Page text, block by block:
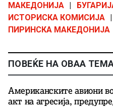
МАКЕДОНИЈА
ИСТОРИСКА КОМИСИЈА
ПИРИНСКА МАКЕДОНИЈА
ПОВЕЌЕ НА ОВАА
Американските авиони во
акт на агресија,